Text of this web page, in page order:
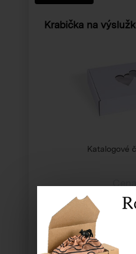
Krabička na
Katalogové